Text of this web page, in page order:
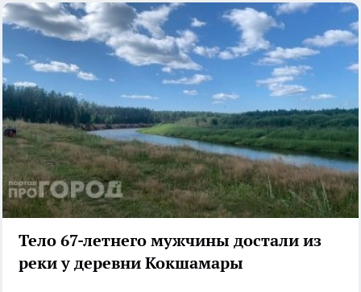
Тело 67-летнего мужчины достали из
реки у деревни Кокшамары